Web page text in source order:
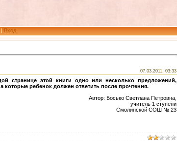
| Вход
07.03.2011, 03:33
странице этой книги одно или несколько предложений,
ребенок должен ответить после прочтения.
Автор: Босько Светлана Петровна,
учитель 1 ступени
Смолинской СОШ № 23